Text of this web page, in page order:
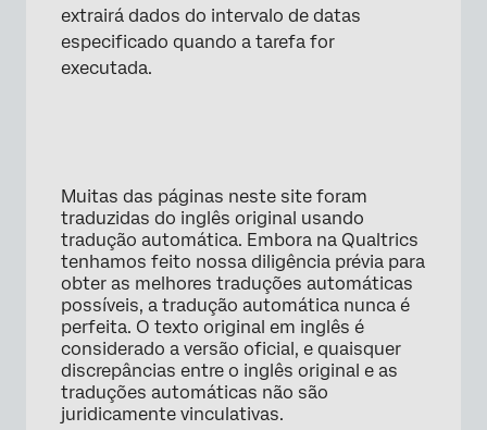
extrairá dados do intervalo de datas
especificado quando a tarefa for
executada.
Muitas das páginas neste site foram
traduzidas do inglês original usando
tradução automática. Embora na Qualtrics
tenhamos feito nossa diligência prévia para
obter as melhores traduções automáticas
possíveis, a tradução automática nunca é
perfeita. O texto original em inglês é
considerado a versão oficial, e quaisquer
discrepâncias entre o inglês original e as
traduções automáticas não são
juridicamente vinculativas.